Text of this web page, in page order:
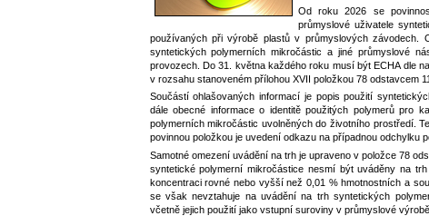
Od roku 2026 se
průmyslové uživatele
používaných při výrobě plastů v průmyslových
syntetických polymerních mikročástic a jiné průmyslové
provozech. Do 31. května každého roku musí být ECHA dle
v rozsahu stanoveném přílohou XVII položkou 78 odstavcem 11.
Součástí ohlašovaných informací je popis použití
dále obecné informace o identitě použitých polymerů pro
polymerních mikročástic uvolněných do životního prostředí.
povinnou položkou je uvedení odkazu na případnou odchylku
Samotné omezení uvádění na trh je upraveno v položce 78
syntetické polymerní mikročástice nesmí být uváděny na
koncentraci rovné nebo vyšší než 0,01 % hmotnostních a
se však nevztahuje na uvádění na trh syntetických
včetně jejich použití jako vstupní suroviny v průmyslové